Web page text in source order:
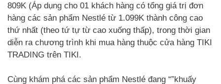
809K (Áp dụng cho 01 khách hàng có tổng giá trị đơn
hàng các sản phẩm Nestlé từ 1.099K thành công cao
thứ nhất (theo tứ tự từ cao xuống thấp), trong thời gian
diễn ra chương trình khi mua hàng thuộc cửa hàng TIKI
TRADING trên TIKI.
Cùng khám phá các sản phẩm Nestlé đang “”khuấy